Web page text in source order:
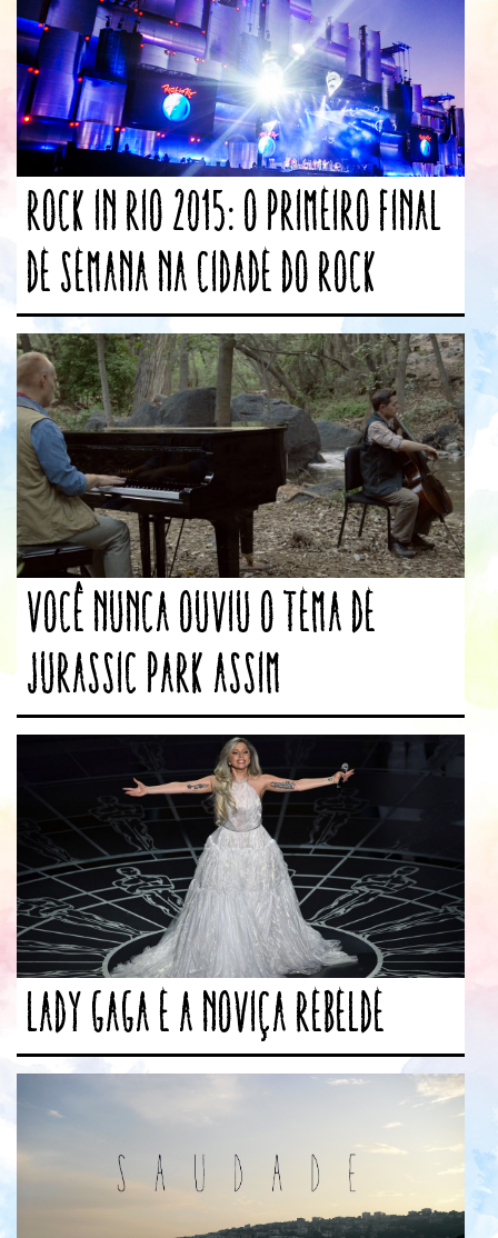
Rock in Rio 2015: o primeiro final
de semana na Cidade do Rock
Você nunca ouviu o tema de
Jurassic Park assim
Lady Gaga e a Noviça Rebelde